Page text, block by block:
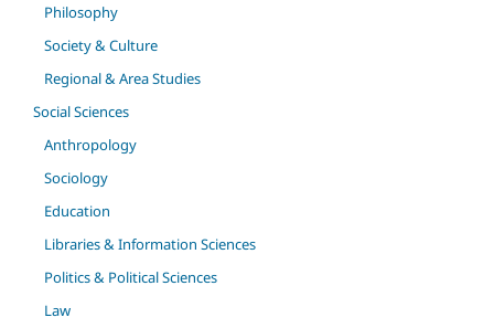
Philosophy
Society & Culture
Regional & Area Studies
Social Sciences
Anthropology
Sociology
Education
Libraries & Information Sciences
Politics & Political Sciences
Law